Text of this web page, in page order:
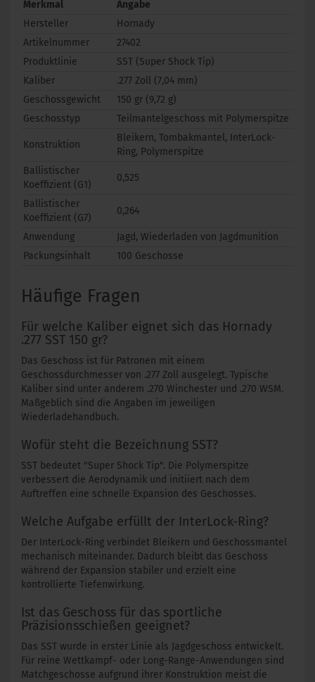
Merkmal
Angabe
Hersteller
Hornady
Artikelnummer
27402
Produktlinie
SST (Super Shock Tip)
Kaliber
.277 Zoll (7,04 mm)
Geschossgewicht
150 gr (9,72 g)
Geschosstyp
Teilmantelgeschoss mit Polymerspitze
Konstruktion
Bleikern, Tombakmantel, InterLock-
Ring, Polymerspitze
Ballistischer
Koeffizient (G1)
0,525
Ballistischer
Koeffizient (G7)
0,264
Anwendung
Jagd, Wiederladen von Jagdmunition
Packungsinhalt
100 Geschosse
Häufige Fragen
Für welche Kaliber eignet sich das Hornady
.277 SST 150 gr?
Das Geschoss ist für Patronen mit einem
Geschossdurchmesser von .277 Zoll ausgelegt. Typische
Kaliber sind unter anderem .270 Winchester und .270 WSM.
Maßgeblich sind die Angaben im jeweiligen
Wiederladehandbuch.
Wofür steht die Bezeichnung SST?
SST bedeutet "Super Shock Tip". Die Polymerspitze
verbessert die Aerodynamik und initiiert nach dem
Auftreffen eine schnelle Expansion des Geschosses.
Welche Aufgabe erfüllt der InterLock-Ring?
Der InterLock-Ring verbindet Bleikern und Geschossmantel
mechanisch miteinander. Dadurch bleibt das Geschoss
während der Expansion stabiler und erzielt eine
kontrollierte Tiefenwirkung.
Ist das Geschoss für das sportliche
Präzisionsschießen geeignet?
Das SST wurde in erster Linie als Jagdgeschoss entwickelt.
Für reine Wettkampf- oder Long-Range-Anwendungen sind
Matchgeschosse aufgrund ihrer Konstruktion meist die